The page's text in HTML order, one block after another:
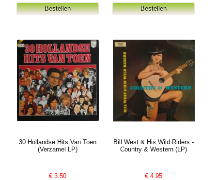
30 Hollandse Hits Van Toen
(Verzamel LP)
€3.50
Bill West & His Wild Riders -
Country & Western (LP)
€4.95